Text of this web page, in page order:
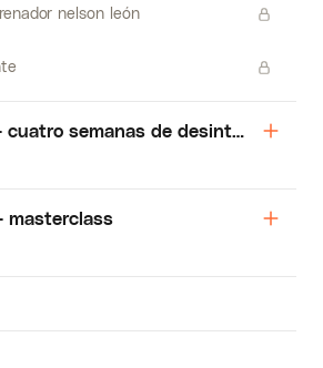
nelson león
cuatro semanas de desintoxicación
masterclass